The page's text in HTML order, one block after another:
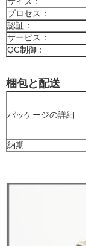
プロセス：
認証：
サービス：
QC制御：
梱包と配送
パッケージの詳細
納期